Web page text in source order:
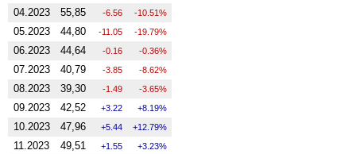
04.2023 55,85 -6.56 -10.51%
05.2023 44,80 -11.05 -19.79%
06.2023 44,64 -0.16 -0.36%
07.2023 40,79 -3.85 -8.62%
08.2023 39,30 -1.49 -3.65%
09.2023 42,52 3.22 8.19%
10.2023 47,96 5.44 12.79%
11.2023 49,51 1.55 3.23%